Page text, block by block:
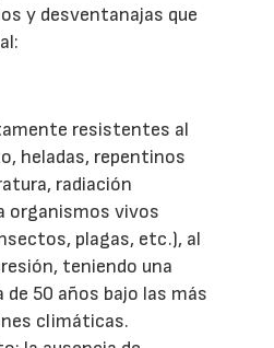
y desventanajas que
resistentes al
heladas, repentinos
radiación
organismos vivos
plagas, etc.), al
teniendo una
50 años bajo las más
climáticas.